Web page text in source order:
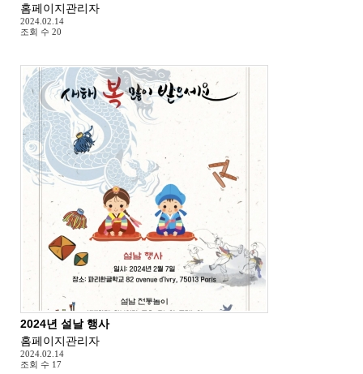
홈페이지관리자
2024.02.14
조회 수 20
2024년 설날 행사
홈페이지관리자
2024.02.14
조회 수 17